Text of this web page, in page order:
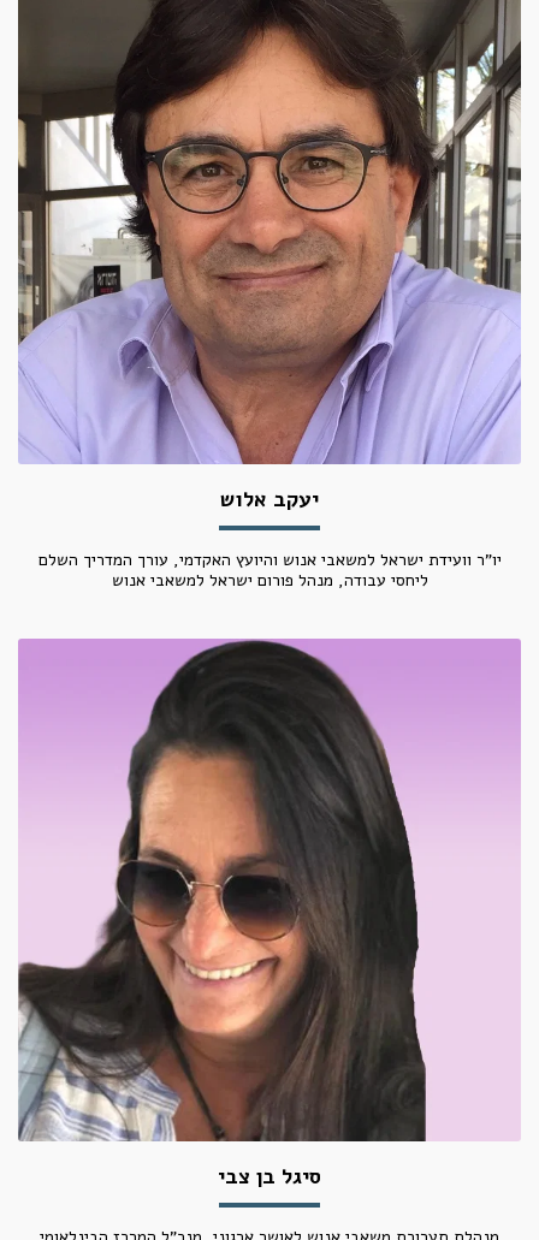
יעקב אלוש
יו"ר וועידת ישראל למשאבי אנוש והיועץ האקדמי, עורך המדריך השלם
ליחסי עבודה, מנהל פורום ישראל למשאבי אנוש
סיגל בן צבי